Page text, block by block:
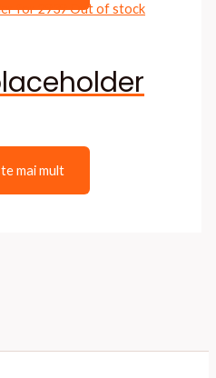
Out of stock
mai mult